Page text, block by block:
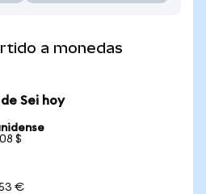
a monedas
Sei hoy
$
€